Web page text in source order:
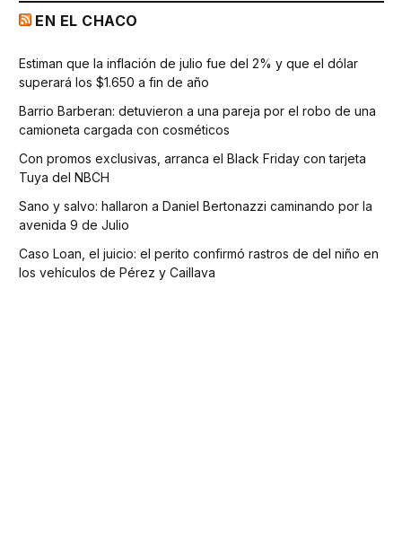
EN EL CHACO
Estiman que la inflación de julio fue del 2% y que el dólar
superará los $1.650 a fin de año
Barrio Barberan: detuvieron a una pareja por el robo de una
camioneta cargada con cosméticos
Con promos exclusivas, arranca el Black Friday con tarjeta
Tuya del NBCH
Sano y salvo: hallaron a Daniel Bertonazzi caminando por la
avenida 9 de Julio
Caso Loan, el juicio: el perito confirmó rastros de del niño en
los vehículos de Pérez y Caillava